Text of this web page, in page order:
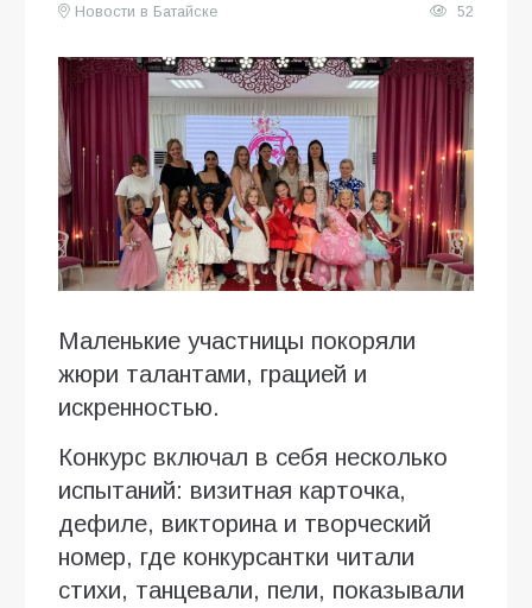
Новости в Батайске
52
Маленькие участницы покоряли
жюри талантами, грацией и
искренностью.
Конкурс включал в себя несколько
испытаний: визитная карточка,
дефиле, викторина и творческий
номер, где конкурсантки читали
стихи, танцевали, пели, показывали